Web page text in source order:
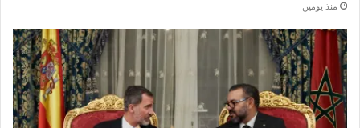
منذ يومين